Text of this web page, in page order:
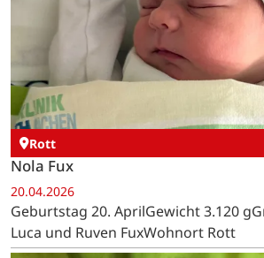
Rott
Nola Fux
20.04.2026
Geburtstag 20. AprilGewicht 3.120
Luca und Ruven FuxWohnort Rott